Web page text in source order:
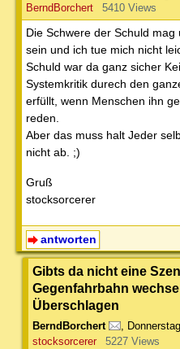
BerndBorchert
5410 Views
Die Schwere der Schuld
sein und ich tue mich nicht
Schuld war da ganz sicher
Systemkritik durech den
erfüllt, wenn Menschen ihn
reden.
Aber das muss halt Jeder
nicht ab. ;)
Gruß
stocksorcerer
antworten
Gibts da nicht eine
Gegenfahrbahn
Überschlagen
BerndBorchert ,
stocksorcerer
5227 Views